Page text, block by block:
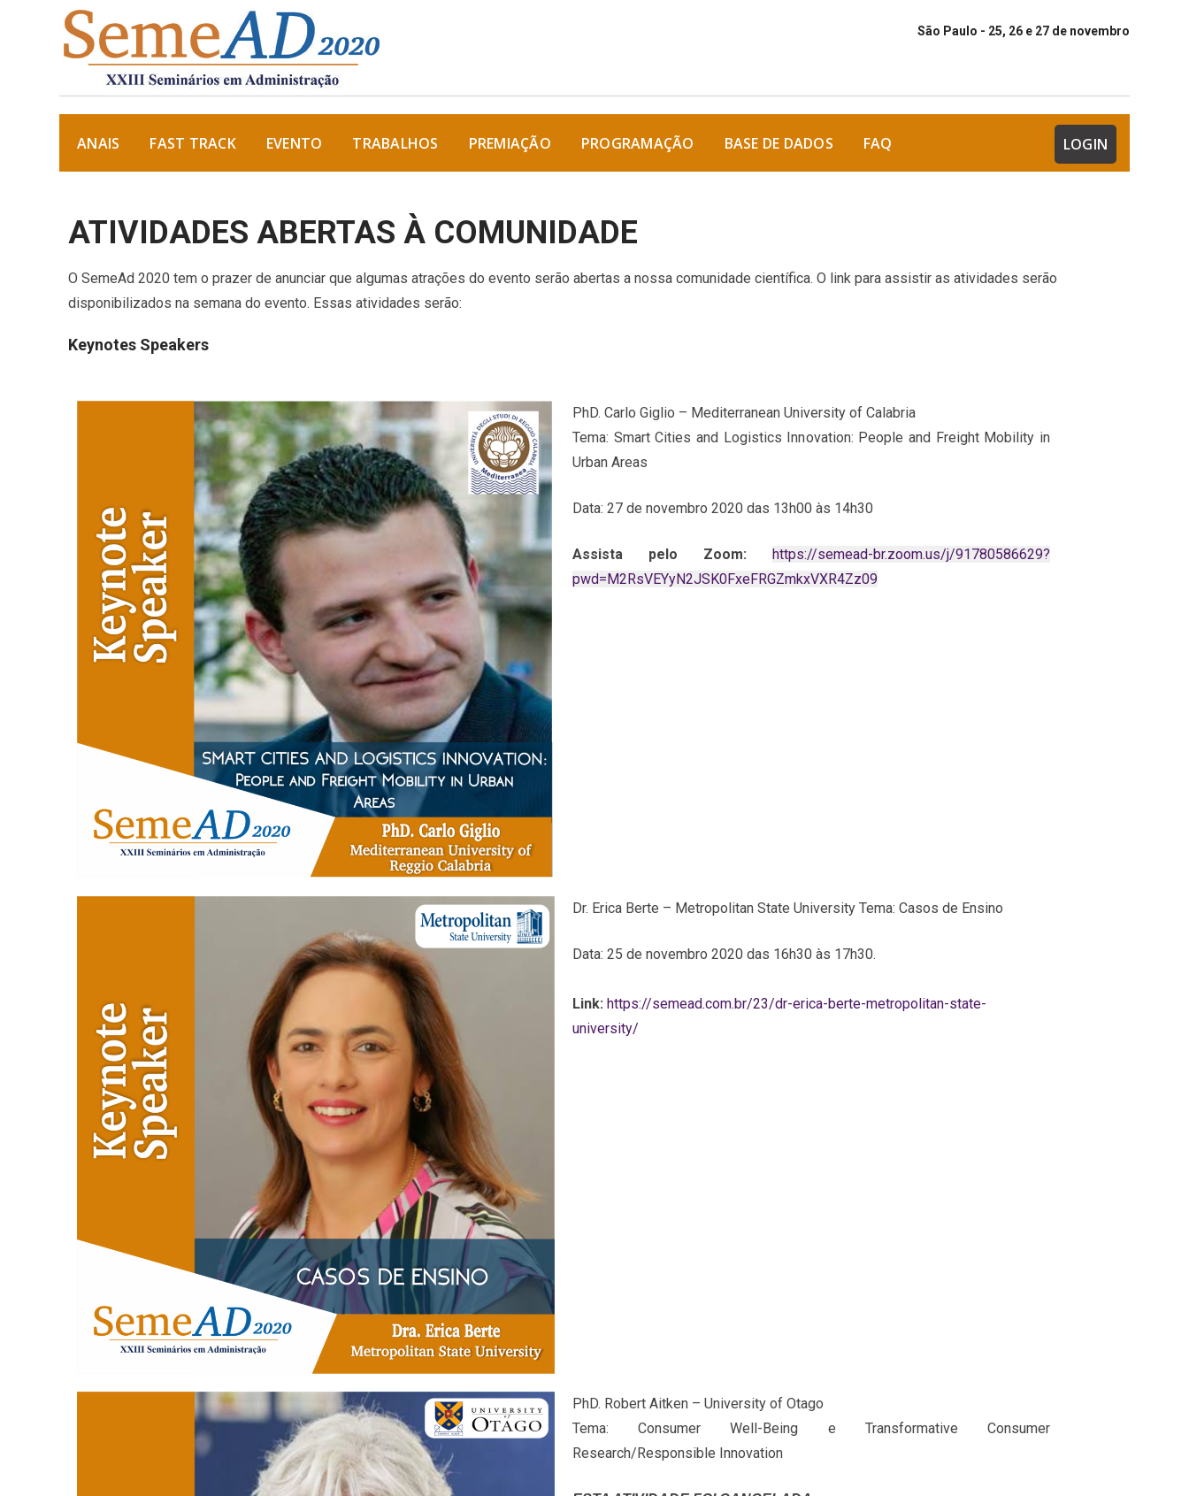
São Paulo - 25, 26 e 27 de novembro
ANAIS FAST TRACK EVENTO TRABALHOS PREMIAÇÃO PROGRAMAÇÃO BASE DE DADOS FAQ LOGIN
ATIVIDADES ABERTAS À COMUNIDADE
O SemeAd 2020 tem o prazer de anunciar que algumas atrações do evento serão abertas a nossa comunidade científica. O link para assistir as atividades serão
disponibilizados na semana do evento. Essas atividades serão:
Keynotes Speakers
PhD. Carlo Giglio – Mediterranean University of Calabria
Tema: Smart Cities and Logistics Innovation: People and Freight Mobility in
Urban Areas
Data: 27 de novembro 2020 das 13h00 às 14h30
Assista pelo Zoom:
https://semead-br.zoom.us/j/91780586629?
pwd=M2RsVEYyN2JSK0FxeFRGZmkxVXR4Zz09
Dr. Erica Berte – Metropolitan State University Tema: Casos de Ensino
Data: 25 de novembro 2020 das 16h30 às 17h30.
Link: https://semead.com.br/23/dr-erica-berte-metropolitan-state-
university/
PhD. Robert Aitken – University of Otago
Tema: Consumer Well-Being e Transformative Consumer
Research/Responsible Innovation